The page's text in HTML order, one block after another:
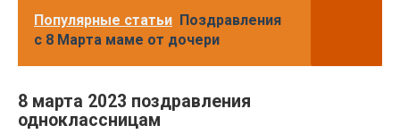
Популярные статьи Поздравления
с 8 Марта маме от дочери
8 марта 2023 поздравления
одноклассницам